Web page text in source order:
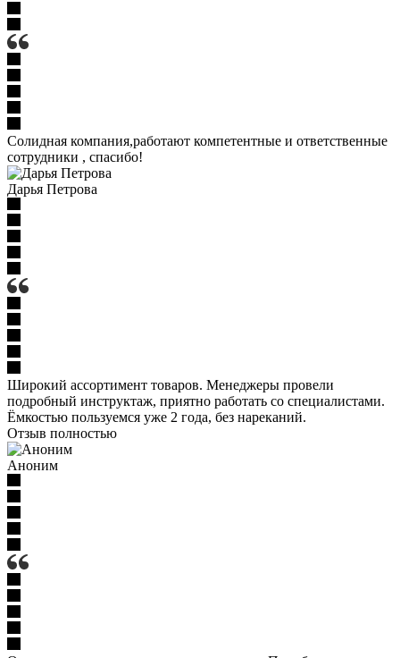
Солидная компания,работают компетентные и ответственные
сотрудники , спасибо!
Дарья Петрова
Широкий ассортимент товаров. Менеджеры провели
подробный инструктаж, приятно работать со специалистами.
Ёмкостью пользуемся уже 2 года, без нареканий.
Отзыв полностью
Аноним